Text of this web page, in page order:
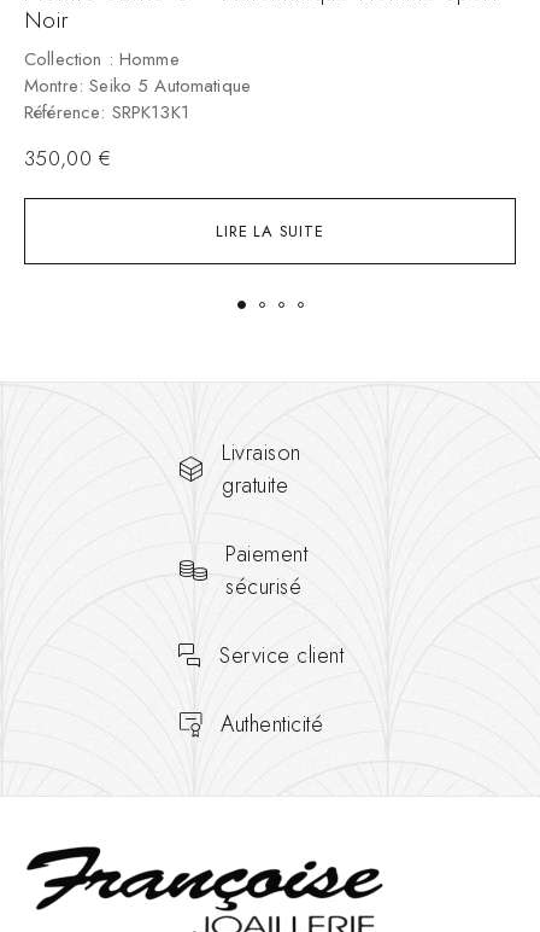
LIRE LA SUITE
Noir
Collection : Homme
Montre: Seiko 5 Automatique
Référence: SRPK13K1
350,00 €
Livraison
gratuite
Paiement
sécurisé
Service client
Authenticité